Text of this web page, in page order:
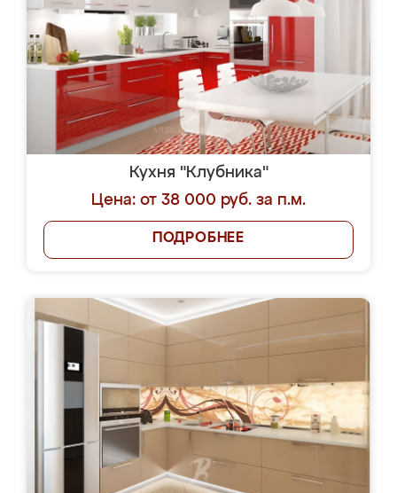
Кухня "Клубника"
Цена: от 38 000 руб. за п.м.
ПОДРОБНЕЕ